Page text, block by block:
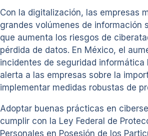
Con la digitalización, las empresas
grandes volúmenes de información
que aumenta los riesgos de
pérdida de datos. En México, el
incidentes de seguridad informática
alerta a las empresas sobre la
implementar medidas robustas de
Adoptar buenas prácticas en
cumplir con la Ley Federal de
Personales en Posesión de los